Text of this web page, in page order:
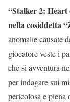
“Stalker 2: Heart
nella cosiddetta
anomalie causate
giocatore veste i
che si avventura
per indagare sui
pericolosa e piena